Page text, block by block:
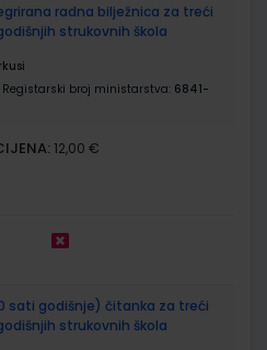
radna bilježnica za treći
strukovnih škola
Registarski broj ministarstva: 6841-
12,00 €
sati godišnje) čitanka za treći
strukovnih škola